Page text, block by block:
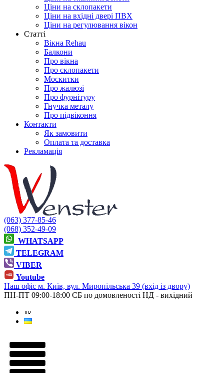
Ціни на склопакети
Ціни на вхідні двері ПВХ
Ціни на регулювання вікон
Cтатті
Вікна Rehau
Балкони
Про вікна
Про склопакети
Москитки
Про жалюзі
Про фурнітуру
Гнучка металу
Про підвіконня
Контакти
Як замовити
Оплата та доставка
Рекламація
(063) 377-85-46
(068) 352-49-09
WHATSAPP
TELEGRAM
VIBER
Youtube
Наш офіс м. Київ, вул. Миропільська 39 (вхід із двору)
ПН-ПТ 09:00-18:00 СБ по домовленості НД - вихідний